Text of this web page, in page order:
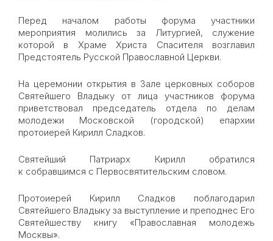
Перед началом работы форума участники
мероприятия молились за Литургией, служение
которой в Храме Христа Спасителя возглавил
Предстоятель Русской Православной Церкви.
На церемонии открытия в Зале церковных соборов
Святейшего Владыку от лица участников форума
приветствовал председатель отдела по делам
молодежи Московской (городской) епархии
протоиерей Кирилл Сладков.
Святейший Патриарх Кирилл обратился
к собравшимся с Первосвятительским словом.
Протоиерей Кирилл Сладков поблагодарил
Святейшего Владыку за выступление и преподнес Его
Святейшеству книгу «Православная молодежь
Москвы».